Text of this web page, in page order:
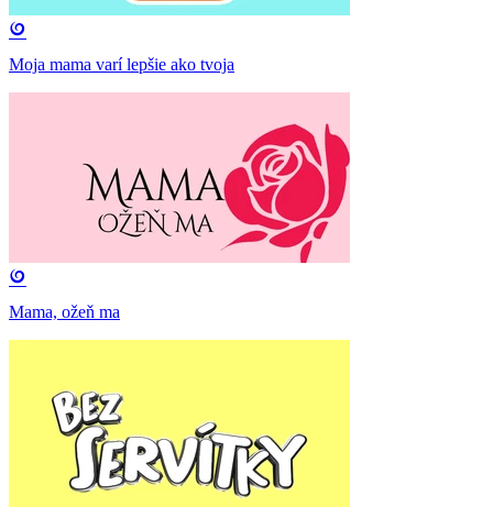
Moja mama varí lepšie ako tvoja
Mama, ožeň ma